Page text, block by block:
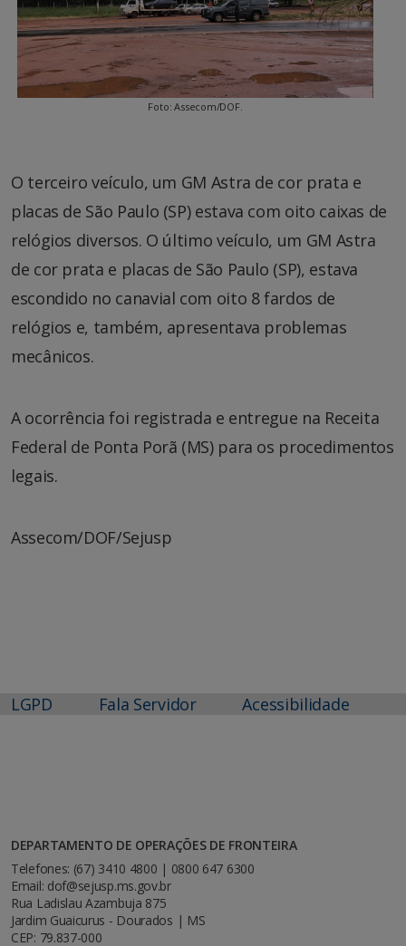
Foto: Assecom/DOF.
O terceiro veículo, um GM Astra de cor prata e
placas de São Paulo (SP) estava com oito caixas de
relógios diversos. O último veículo, um GM Astra
de cor prata e placas de São Paulo (SP), estava
escondido no canavial com oito 8 fardos de
relógios e, também, apresentava problemas
mecânicos.
A ocorrência foi registrada e entregue na Receita
Federal de Ponta Porã (MS) para os procedimentos
legais.
Assecom/DOF/Sejusp
LGPD Fala Servidor Acessibilidade
DEPARTAMENTO DE OPERAÇÕES DE FRONTEIRA
Telefones: (67) 3410 4800 | 0800 647 6300
Email: dof@sejusp.ms.gov.br
Rua Ladislau Azambuja 875
Jardim Guaicurus - Dourados | MS
CEP: 79.837-000